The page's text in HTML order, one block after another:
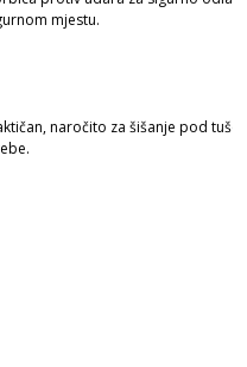
mjestu.
naročito za šišanje pod